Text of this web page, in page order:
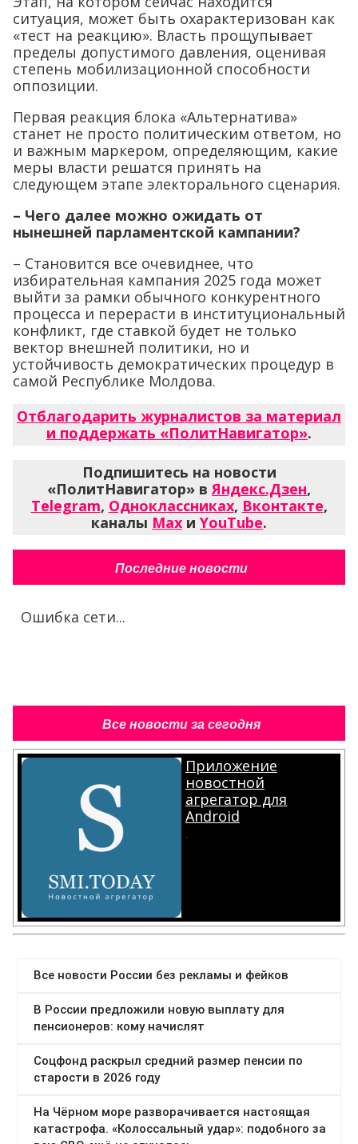
ситуация, может быть охарактеризован как
«тест на реакцию». Власть прощупывает
пределы допустимого давления, оценивая
степень мобилизационной способности
оппозиции.
Первая реакция блока «Альтернатива»
станет не просто политическим ответом, но
и важным маркером, определяющим, какие
меры власти решатся принять на
следующем этапе электорального сценария.
– Чего далее можно ожидать от
нынешней парламентской кампании?
– Становится все очевиднее, что
избирательная кампания 2025 года может
выйти за рамки обычного конкурентного
процесса и перерасти в институциональный
конфликт, где ставкой будет не только
вектор внешней политики, но и
устойчивость демократических процедур в
самой Республике Молдова.
Отблагодарить журналистов за материал
и поддержать «ПолитНавигатор».
Подпишитесь на новости
«ПолитНавигатор» вЯндекс.Дзен,
Telegram, Одноклассниках, Вконтакте,
каналы Max и YouTube.
Последние новости
Ошибка сети...
Все новости за сегодня
Приложение
новостной
агрегатор для
Android
.